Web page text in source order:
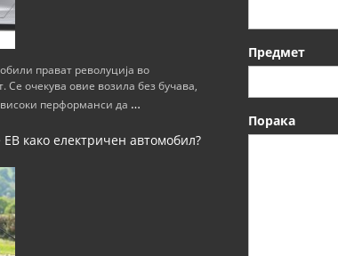
прават револуција во
Се очекува овие возила без бучава,
перформанси да …
како електричен автомобил?
Предмет
Порака